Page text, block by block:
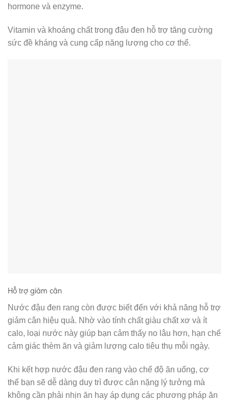
hormone và enzyme.
Vitamin và khoáng chất trong đậu đen hỗ trợ tăng cường
sức đề kháng và cung cấp năng lượng cho cơ thể.
Hỗ trợ giảm cân
Nước đậu đen rang còn được biết đến với khả năng hỗ trợ
giảm cân hiệu quả. Nhờ vào tính chất giàu chất xơ và ít
calo, loại nước này giúp bạn cảm thấy no lâu hơn, hạn chế
cảm giác thèm ăn và giảm lượng calo tiêu thụ mỗi ngày.
Khi kết hợp nước đậu đen rang vào chế độ ăn uống, cơ
thể bạn sẽ dễ dàng duy trì được cân nặng lý tưởng mà
không cần phải nhịn ăn hay áp dụng các phương pháp ăn